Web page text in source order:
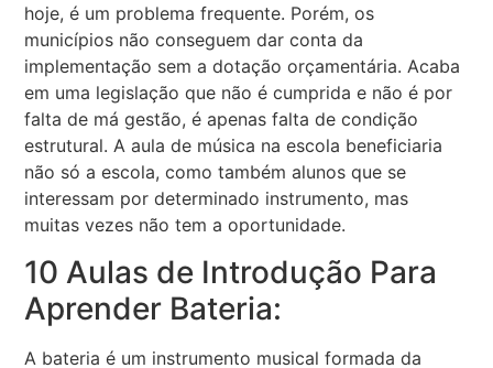
hoje, é um problema frequente. Porém, os
municípios não conseguem dar conta da
implementação sem a dotação orçamentária. Acaba
em uma legislação que não é cumprida e não é por
falta de má gestão, é apenas falta de condição
estrutural. A aula de música na escola beneficiaria
não só a escola, como também alunos que se
interessam por determinado instrumento, mas
muitas vezes não tem a oportunidade.
10 Aulas de Introdução Para
Aprender Bateria:
A bateria é um instrumento musical formada da